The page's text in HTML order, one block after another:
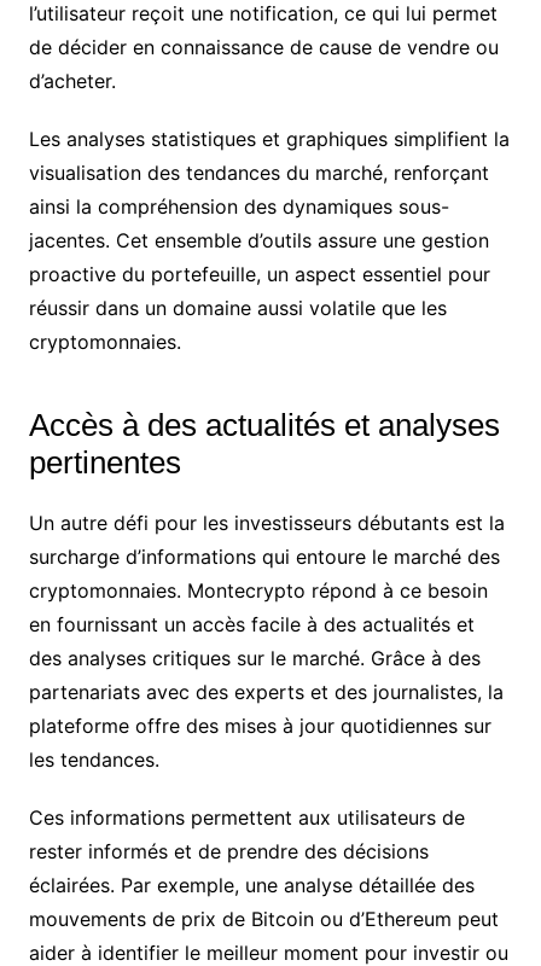
l’utilisateur reçoit une notification, ce qui lui permet
de décider en connaissance de cause de vendre ou
d’acheter.
Les analyses statistiques et graphiques simplifient la
visualisation des tendances du marché, renforçant
ainsi la compréhension des dynamiques sous-
jacentes. Cet ensemble d’outils assure une gestion
proactive du portefeuille, un aspect essentiel pour
réussir dans un domaine aussi volatile que les
cryptomonnaies.
Accès à des actualités et analyses
pertinentes
Un autre défi pour les investisseurs débutants est la
surcharge d’informations qui entoure le marché des
cryptomonnaies. Montecrypto répond à ce besoin
en fournissant un accès facile à des actualités et
des analyses critiques sur le marché. Grâce à des
partenariats avec des experts et des journalistes, la
plateforme offre des mises à jour quotidiennes sur
les tendances.
Ces informations permettent aux utilisateurs de
rester informés et de prendre des décisions
éclairées. Par exemple, une analyse détaillée des
mouvements de prix de Bitcoin ou d’Ethereum peut
aider à identifier le meilleur moment pour investir ou